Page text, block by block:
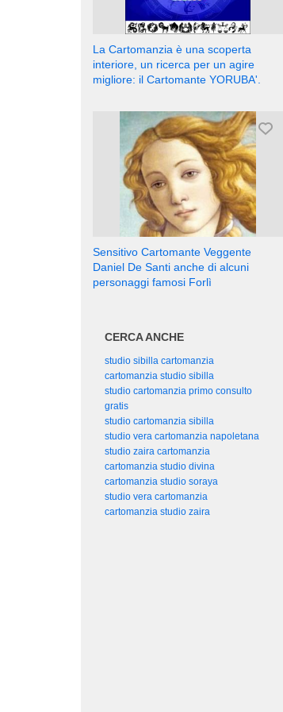
La Cartomanzia è una scoperta
interiore, un ricerca per un agire
migliore: il Cartomante YORUBA'.
Sensitivo Cartomante Veggente
Daniel De Santi anche di alcuni
personaggi famosi Forlì
CERCA ANCHE
studio sibilla cartomanzia
cartomanzia studio sibilla
studio cartomanzia primo consulto
gratis
studio cartomanzia sibilla
studio vera cartomanzia napoletana
studio zaira cartomanzia
cartomanzia studio divina
cartomanzia studio soraya
studio vera cartomanzia
cartomanzia studio zaira